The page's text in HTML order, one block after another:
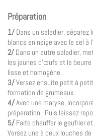
Préparation
1/ Dans un saladier,
blancs en neige avec le sel à
2/ Dans un autre saladier,
les jaunes d’œufs et le
lisse et homogène.
3/Versez ensuite petit à
formation de grumeaux.
4/Avec une maryse,
préparation. Puis laissez
5/ Faite chauffer le gaufrier
Versez une à deux louches